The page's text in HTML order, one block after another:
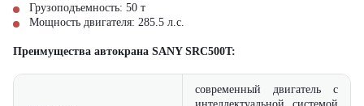
Грузоподъемность: 50 т
Мощность двигателя: 285.5 л.с.
Преимущества автокрана SANY SRC500T:
современный двигатель с